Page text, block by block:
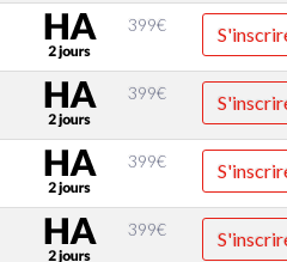
399€
399€
399€
399€